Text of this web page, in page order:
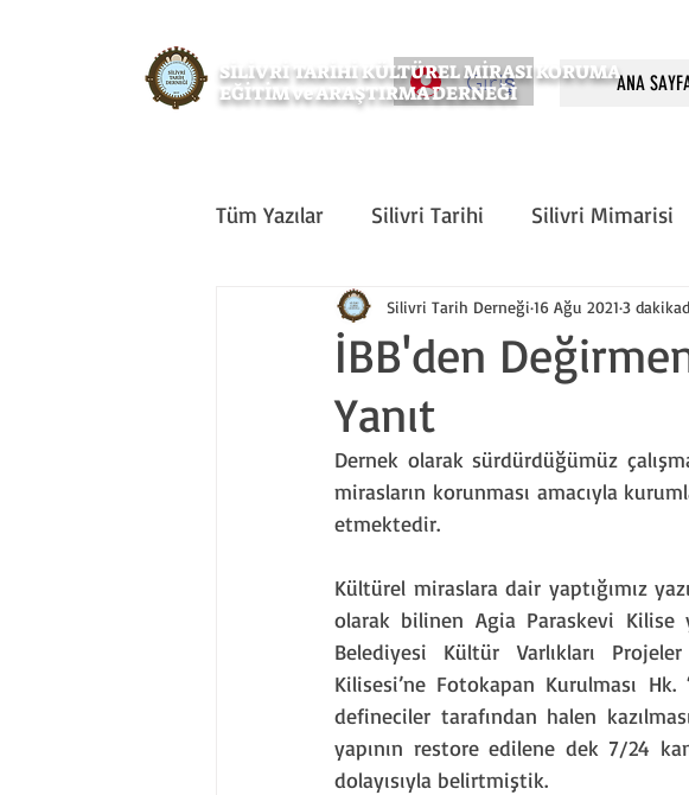
SİLİVRİ TARİHİ KÜLTÜREL MİRASI KORUMA
EĞİTİM ve ARAŞTIRMA DERNEĞİ
Giriş ANA
Tüm Yazılar Silivri Tarihi Silivri Mimarisi
Tarih Sanat Önemli
Silivri Çalışmaları
İBB'den
Yanıt
Silivri Tarih Derneği 16 Ağu 2021 3
Dernek olarak sürdürdüğümüz
mirasların korunması amacıyla
etmektedir.
Kültürel miraslara dair yaptığımız
olarak bilinen Agia Paraskevi Kilise
Belediyesi Kültür Varlıkları
Kilisesi’ne Fotokapan Kurulması
defineciler tarafından halen
yapının restore edilene dek 7/24
dolayısıyla belirtmiştik.